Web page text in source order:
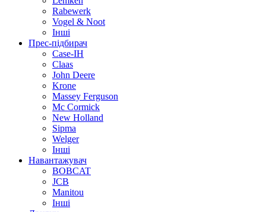
Rabewerk
Vogel & Noot
Інші
Прес-підбирач
Case-IH
Claas
John Deere
Krone
Massey Ferguson
Mc Cormick
New Holland
Sipma
Welger
Інші
Навантажувач
BOBCAT
JCB
Manitou
Інші